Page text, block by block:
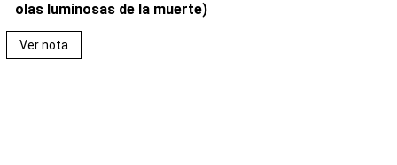
olas luminosas de la muerte)
Ver nota